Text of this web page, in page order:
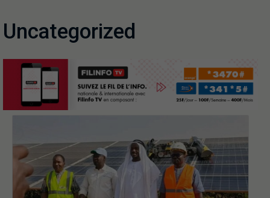
Uncategorized